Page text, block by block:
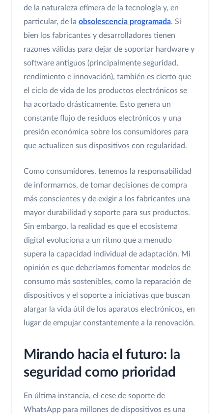
de la naturaleza efímera de la tecnología y, en
particular, de la obsolescencia programada. Si
bien los fabricantes y desarrolladores tienen
razones válidas para dejar de soportar hardware y
software antiguos (principalmente seguridad,
rendimiento e innovación), también es cierto que
el ciclo de vida de los productos electrónicos se
ha acortado drásticamente. Esto genera un
constante flujo de residuos electrónicos y una
presión económica sobre los consumidores para
que actualicen sus dispositivos con regularidad.
Como consumidores, tenemos la responsabilidad
de informarnos, de tomar decisiones de compra
más conscientes y de exigir a los fabricantes una
mayor durabilidad y soporte para sus productos.
Sin embargo, la realidad es que el ecosistema
digital evoluciona a un ritmo que a menudo
supera la capacidad individual de adaptación. Mi
opinión es que deberíamos fomentar modelos de
consumo más sostenibles, como la reparación de
dispositivos y el soporte a iniciativas que buscan
alargar la vida útil de los aparatos electrónicos, en
lugar de empujar constantemente a la renovación.
Mirando hacia el futuro: la
seguridad como prioridad
En última instancia, el cese de soporte de
WhatsApp para millones de dispositivos es una